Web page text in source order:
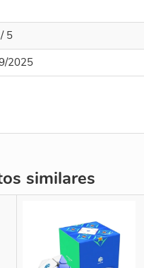
5
2025
similares